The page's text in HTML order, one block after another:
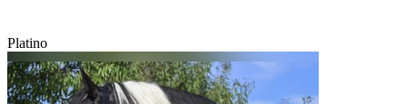
Platino